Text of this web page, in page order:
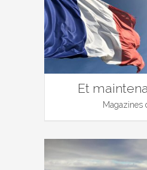
Et
Magazines